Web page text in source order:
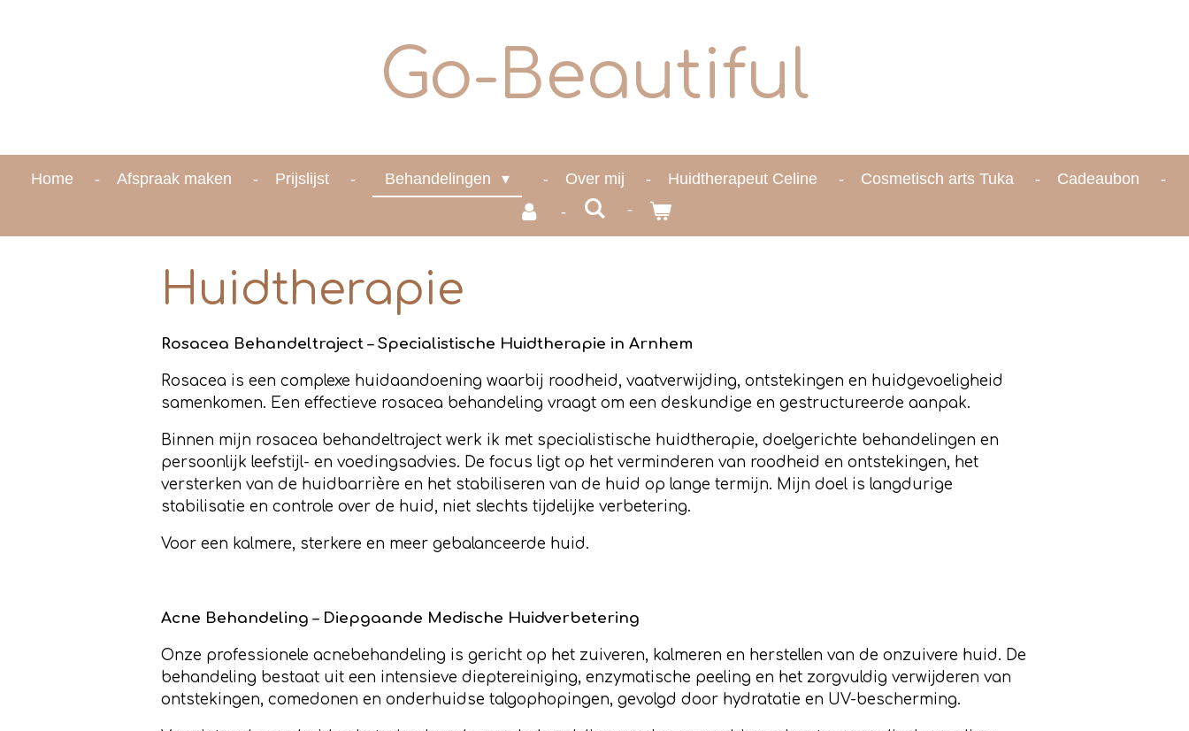
Go-Beautiful
Home Afspraak maken Prijslijst Behandelingen Over mij Huidtherapeut Celine Cosmetisch arts Tuka Cadeaubon
Huidtherapie
Rosacea Behandeltraject – Specialistische Huidtherapie in Arnhem
Rosacea is een complexe huidaandoening waarbij roodheid, vaatverwijding, ontstekingen en huidgevoeligheid
samenkomen. Een effectieve rosacea behandeling vraagt om een deskundige en gestructureerde aanpak.
Binnen mijn rosacea behandeltraject werk ik met specialistische huidtherapie, doelgerichte behandelingen en
persoonlijk leefstijl- en voedingsadvies. De focus ligt op het verminderen van roodheid en ontstekingen, het
versterken van de huidbarrière en het stabiliseren van de huid op lange termijn. Mijn doel is langdurige
stabilisatie en controle over de huid, niet slechts tijdelijke verbetering.
Voor een kalmere, sterkere en meer gebalanceerde huid.
Acne Behandeling – Diepgaande Medische Huidverbetering
Onze professionele acnebehandeling is gericht op het zuiveren, kalmeren en herstellen van de onzuivere huid. De
behandeling bestaat uit een intensieve dieptereiniging, enzymatische peeling en het zorgvuldig verwijderen van
ontstekingen, comedonen en onderhuidse talgophopingen, gevolgd door hydratatie en UV-bescherming.